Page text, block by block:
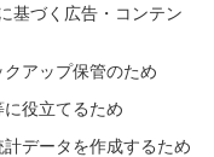
基づく広告・コンテン
アップ保管のため
役立てるため
データを作成するため